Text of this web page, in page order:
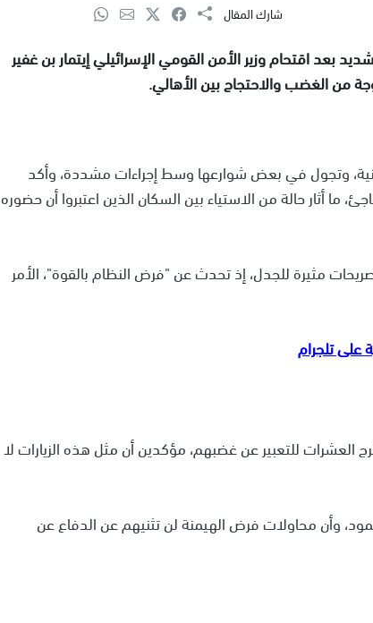
شارك المقال
بعد اقتحام وزير الأمن القومي الإسرائيلي إيتمار بن غفير
من الغضب والاحتجاج بين الأهالي.
وتجول في بعض شوارعها وسط إجراءات مشددة، وأكد
ما أثار حالة من الاستياء بين السكان الذين اعتبروا أن حضوره
مثيرة للجدل، إذ تحدث عن "فرض النظام بالقوة"، الأمر
للتعبير عن غضبهم، مؤكدين أن مثل هذه الزيارات لا
وأن محاولات فرض الهيمنة لن تثنيهم عن الدفاع عن